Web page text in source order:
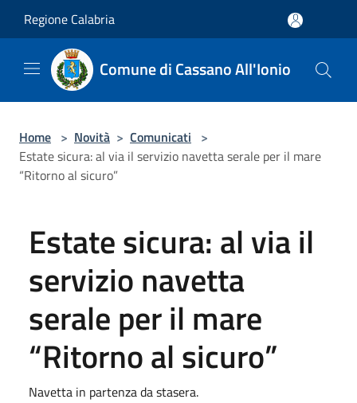
Regione Calabria
Comune di Cassano All'Ionio
Home > Novità > Comunicati >
Estate sicura: al via il servizio navetta serale per il mare
“Ritorno al sicuro”
Estate sicura: al via il
servizio navetta
serale per il mare
“Ritorno al sicuro”
Navetta in partenza da stasera.